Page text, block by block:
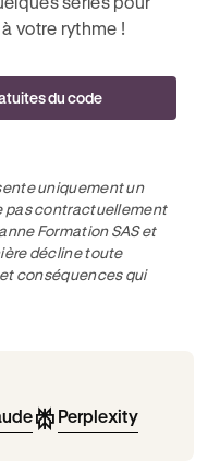
votre rythme !
du code
uniquement un
pas contractuellement
Formation SAS et
décline toute
conséquences qui
Perplexity